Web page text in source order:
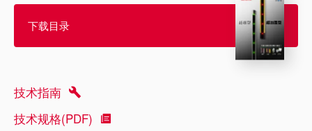
下载目录
技术指南
技术规格(PDF)